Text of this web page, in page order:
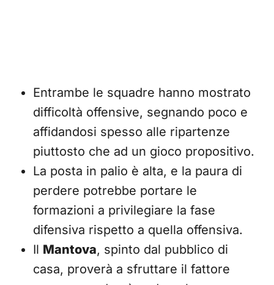
Entrambe le squadre hanno mostrato
difficoltà offensive, segnando poco e
affidandosi spesso alle ripartenze
piuttosto che ad un gioco propositivo.
La posta in palio è alta, e la paura di
perdere potrebbe portare le
formazioni a privilegiare la fase
difensiva rispetto a quella offensiva.
Il Mantova, spinto dal pubblico di
casa, proverà a sfruttare il fattore